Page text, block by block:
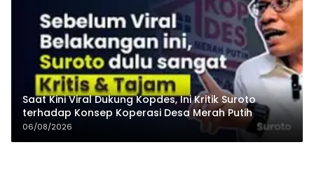
Saat Kini Viral Dukung Kopdes, Ini Kritik Suroto
terhadap Konsep Koperasi Desa Merah Putih
06/08/2026